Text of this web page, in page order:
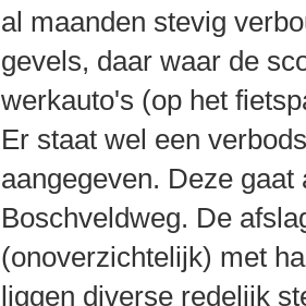
al maanden stevig
gevels, daar waar de
werkauto's (op het
Er staat wel een
aangegeven. Deze
Boschveldweg. De
(onoverzichtelijk) met
liggen diverse redelijk